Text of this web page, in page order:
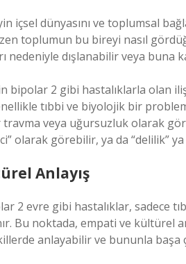
içsel dünyasını ve toplumsal
toplumun bu bireyi nasıl
nedeniyle dışlanabilir veya buna
bipolar 2 gibi hastalıklarla olan
tıbbi ve biyolojik bir
veya uğursuzluk olarak
olarak görebilir, ya da “delilik”
Anlayış
2 evre gibi hastalıklar, sadece
Bu noktada, empati ve
anlayabilir ve bununla